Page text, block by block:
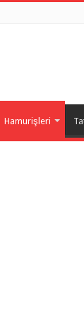
Hamurişleri